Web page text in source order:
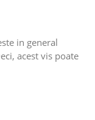
in general
acest vis poate